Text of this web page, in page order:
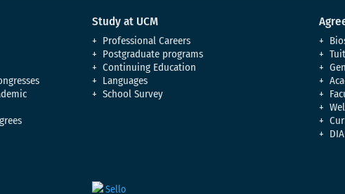
Study at UCM
Professional Careers
Postgraduate programs
Continuing Education
Languages
School Survey